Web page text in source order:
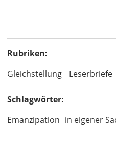
Rubriken:
Gleichstellung
Leserbriefe
Schlagwörter:
Emanzipation in eigener